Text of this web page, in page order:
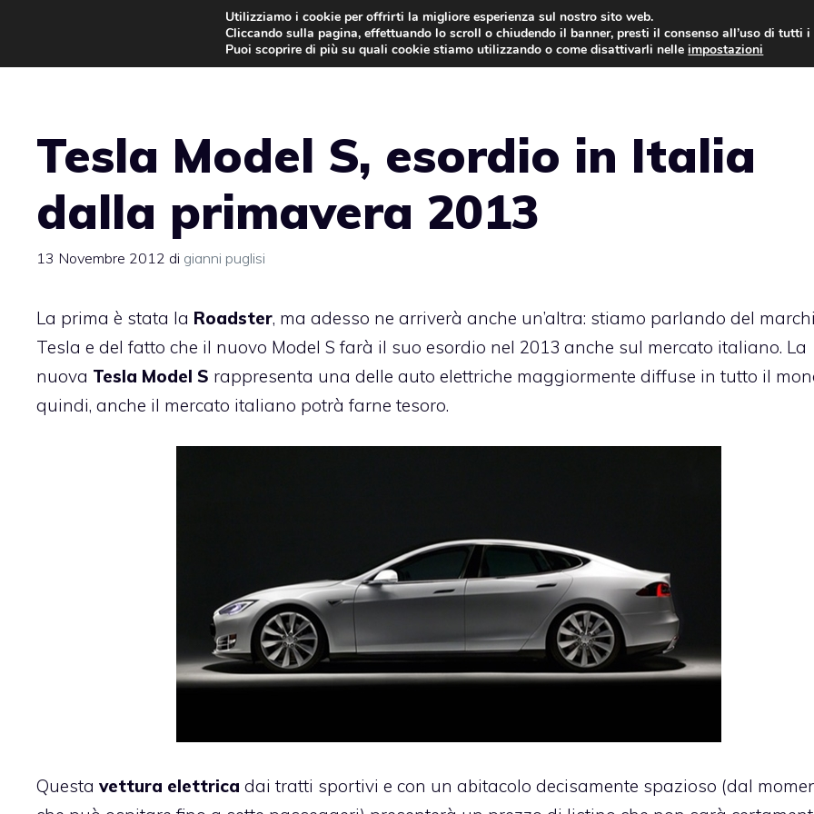
contenuto
AUTO NEWS
Tesla Model S, esordio in Italia
dalla primavera 2013
13 Novembre 2012 di gianni puglisi
La prima è stata la Roadster, ma adesso ne arriverà anche un’altra: stiamo parlando del
Tesla e del fatto che il nuovo Model S farà il suo esordio nel 2013 anche sul mercato italiano. La
nuova Tesla Model S rappresenta una delle auto elettriche maggiormente diffuse in tutto il
quindi, anche il mercato italiano potrà farne tesoro.
Questa vettura elettrica dai tratti sportivi e con un abitacolo decisamente spazioso (dal
Utilizziamo i cookie per offrirti la migliore esperienza sul nostro sito web.
Cliccando sulla pagina, effettuando lo scroll o chiudendo il banner, presti il consenso all’uso di tutti
Puoi scoprire di più su quali cookie stiamo utilizzando o come disattivarli nelleimpostazioni